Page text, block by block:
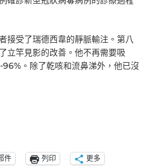
接受了瑞德西韋的靜脈輸注。第八
立竿見影的改善。他不再需要吸
。除了乾咳和流鼻涕外，他已沒
件 列印 更多